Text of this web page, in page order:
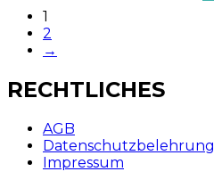
1
2
→
RECHTLICHES
AGB
Datenschutzbelehrung
Impressum